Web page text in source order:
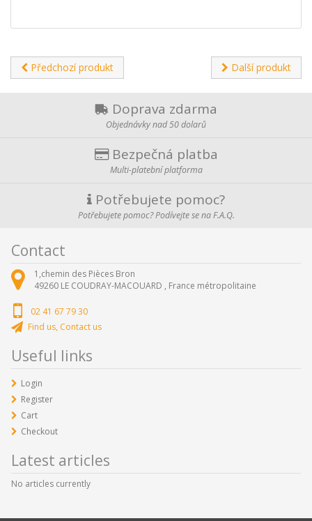
Předchozí produkt Další produkt
Doprava zdarma
Objednávky nad 50 dolarů
Bezpečná platba
Multi-platební platforma
Potřebujete pomoc?
Potřebujete pomoc? Podívejte se na F.A.Q.
Contact
1,chemin des Pièces Bron
49260 LE COUDRAY-MACOUARD , France métropolitaine
02 41 67 79 30
Find us, Contact us
Useful links
Login
Register
Cart
Checkout
Latest articles
No articles currently